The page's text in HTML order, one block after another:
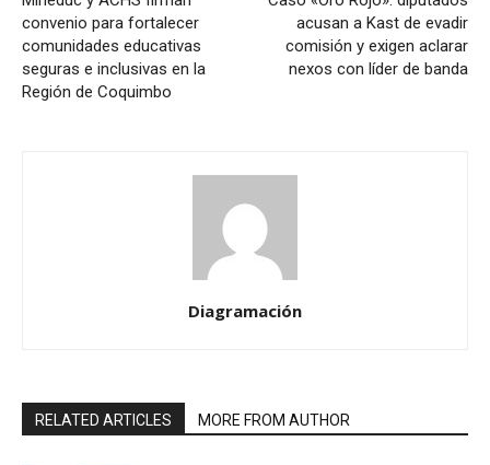
convenio para fortalecer
comunidades educativas
seguras e inclusivas en la
Región de Coquimbo
acusan a Kast de evadir
comisión y exigen aclarar
nexos con líder de banda
Diagramación
RELATED ARTICLES MORE FROM AUTHOR